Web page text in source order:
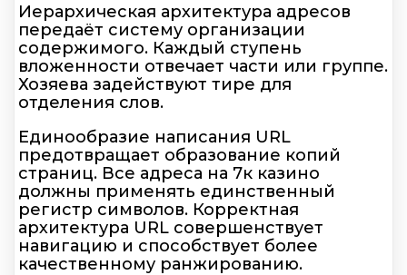
Иерархическая архитектура адресов
передаёт систему организации
содержимого. Каждый ступень
вложенности отвечает части или группе.
Хозяева задействуют тире для
отделения слов.
Единообразие написания URL
предотвращает образование копий
страниц. Все адреса на 7к казино
должны применять единственный
регистр символов. Корректная
архитектура URL совершенствует
навигацию и способствует более
качественному ранжированию.